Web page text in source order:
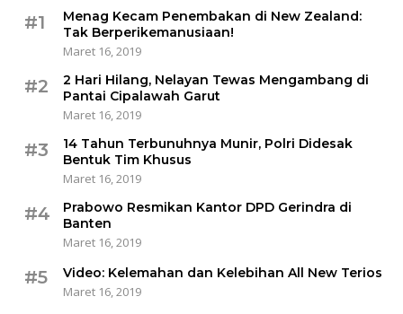
#1
Menag Kecam Penembakan di New Zealand:
Tak Berperikemanusiaan!
Maret 16, 2019
#2
2 Hari Hilang, Nelayan Tewas Mengambang di
Pantai Cipalawah Garut
Maret 16, 2019
#3
14 Tahun Terbunuhnya Munir, Polri Didesak
Bentuk Tim Khusus
Maret 16, 2019
#4
Prabowo Resmikan Kantor DPD Gerindra di
Banten
Maret 16, 2019
#5
Video: Kelemahan dan Kelebihan All New Terios
Maret 16, 2019